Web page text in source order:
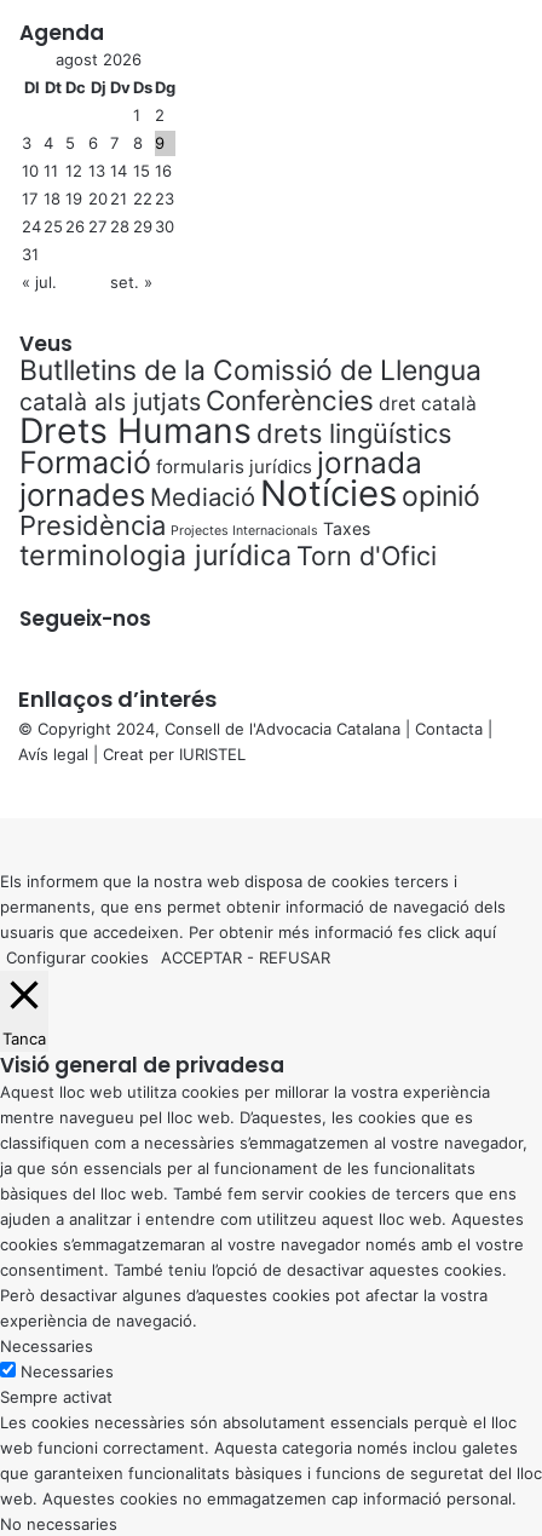
Agenda
agost 2026
Dl DtDc Dj DvDsDg
1
2
3
4 5 6 7 8
9
10 11 12 13 14 15 16
17 18 19 2021 22 23
2425 26 27 28 2930
31
« jul.
set. »
Veus
Butlletins de la Comissió de Llengua
català als jutjats Conferències dret català
Drets Humans drets lingüístics
Formació formularis jurídics jornada
jornades Mediació Notícies opinió
Presidència Projectes Internacionals Taxes
terminologia jurídica Torn d'Ofici
Segueix-nos
Enllaços d’interés
© Copyright 2024, Consell de l'Advocacia Catalana | Contacta
Avís legal | Creat per IURISTEL
button
Els informem que la nostra web disposa de cookies tercers i
permanents, que ens permet obtenir informació de navegació dels
usuaris que accedeixen. Per obtenir més informació fes click aquí
Configurar cookies
ACCEPTAR - REFUSAR
Tanca
Visió general de privadesa
Aquest lloc web utilitza cookies per millorar la vostra experiència
mentre navegueu pel lloc web. D’aquestes, les cookies que es
classifiquen com a necessàries s’emmagatzemen al vostre navegador,
ja que són essencials per al funcionament de les funcionalitats
bàsiques del lloc web. També fem servir cookies de tercers que ens
ajuden a analitzar i entendre com utilitzeu aquest lloc web. Aquestes
cookies s’emmagatzemaran al vostre navegador només amb el vostre
consentiment. També teniu l’opció de desactivar aquestes cookies.
Però desactivar algunes d’aquestes cookies pot afectar la vostra
experiència de navegació.
Necessaries
Necessaries
Sempre activat
Les cookies necessàries són absolutament essencials perquè el lloc
web funcioni correctament. Aquesta categoria només inclou galetes
que garanteixen funcionalitats bàsiques i funcions de seguretat del lloc
web. Aquestes cookies no emmagatzemen cap informació personal.
No necessaries